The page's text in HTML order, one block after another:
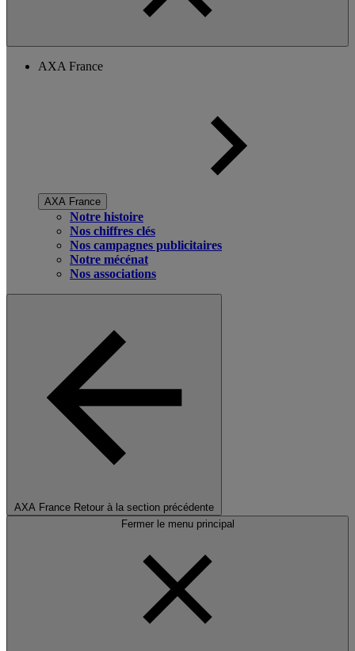
AXA France
AXA France
Notre histoire
Nos chiffres clés
Nos campagnes publicitaires
Notre mécénat
Nos associations
AXA France Retour à la section précédente
Fermer le menu principal